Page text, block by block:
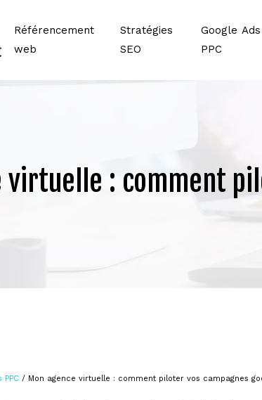
Référencement
web
Stratégies
SEO
Google
PPC
virtuelle : comment
/ Mon agence virtuelle : comment piloter vos campagnes